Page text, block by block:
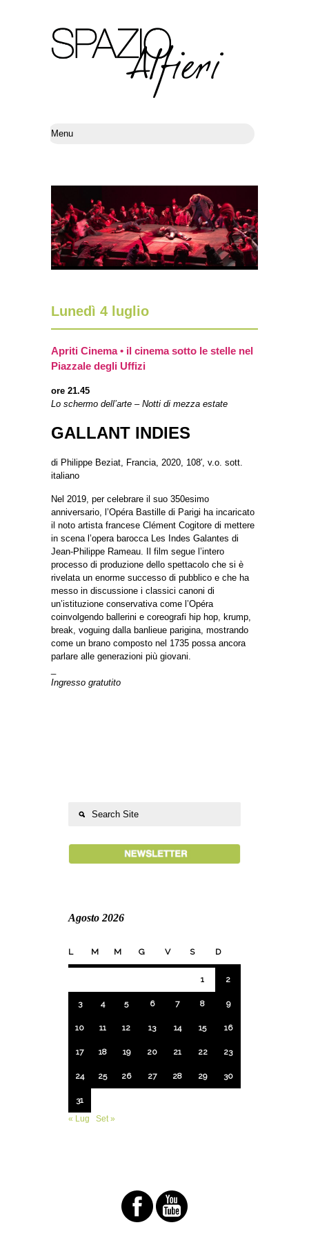
Lunedì 4 luglio
Apriti Cinema • il cinema sotto le stelle nel
Piazzale degli Uffizi
ore 21.45
Lo schermo dell’arte – Notti di mezza estate
GALLANT INDIES
di Philippe Beziat, Francia, 2020, 108′, v.o. sott.
italiano
Nel 2019, per celebrare il suo 350esimo
anniversario, l’Opéra Bastille di Parigi ha incaricato
il noto artista francese Clément Cogitore di mettere
in scena l’opera barocca Les Indes Galantes di
Jean-Philippe Rameau. Il film segue l’intero
processo di produzione dello spettacolo che si è
rivelata un enorme successo di pubblico e che ha
messo in discussione i classici canoni di
un’istituzione conservativa come l’Opéra
coinvolgendo ballerini e coreografi hip hop, krump,
break, voguing dalla banlieue parigina, mostrando
come un brano composto nel 1735 possa ancora
parlare alle generazioni più giovani.
Ingresso gratutito
Agosto 2026
L M M G V S D
1 2
3 4 5 6 7 8 9
10 11 12 13 14 15 16
17 18 19 20 21 22 23
24 25 26 27 28 29 30
31
« Lug
Set »